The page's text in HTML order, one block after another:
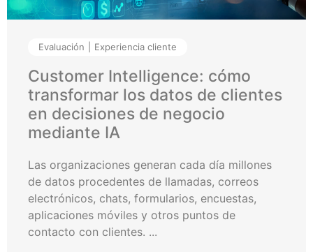
Evaluación Experiencia cliente
Customer Intelligence: cómo
transformar los datos de clientes
en decisiones de negocio
mediante IA
Las organizaciones generan cada día millones
de datos procedentes de llamadas, correos
electrónicos, chats, formularios, encuestas,
aplicaciones móviles y otros puntos de
contacto con clientes. ...